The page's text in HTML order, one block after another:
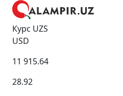
Курс UZS
USD
11 915.64
28.92